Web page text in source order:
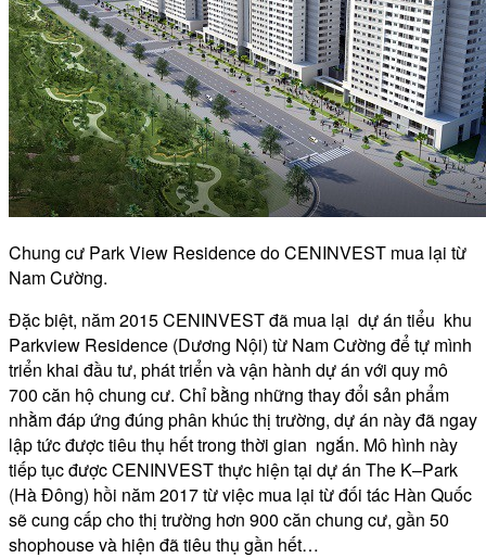
Chung cư Park View Residence do CENINVEST mua lại từ
Nam Cường.
Đặc biệt, năm 2015 CENINVEST đã mua lại dự án tiểu khu
Parkview Residence (Dương Nội) từ Nam Cường để tự mình
triển khai đầu tư, phát triển và vận hành dự án với quy mô
700 căn hộ chung cư. Chỉ bằng những thay đổi sản phẩm
nhằm đáp ứng đúng phân khúc thị trường, dự án này đã ngay
lập tức được tiêu thụ hết trong thời gian ngắn. Mô hình này
tiếp tục được CENINVEST thực hiện tại dự án The K–Park
(Hà Đông) hồi năm 2017 từ việc mua lại từ đối tác Hàn Quốc
sẽ cung cấp cho thị trường hơn 900 căn chung cư, gần 50
shophouse và hiện đã tiêu thụ gần hết…